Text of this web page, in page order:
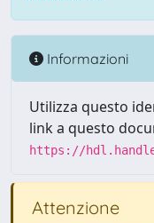
Informazioni
Utilizza questo
link a questo
https://
Attenzione